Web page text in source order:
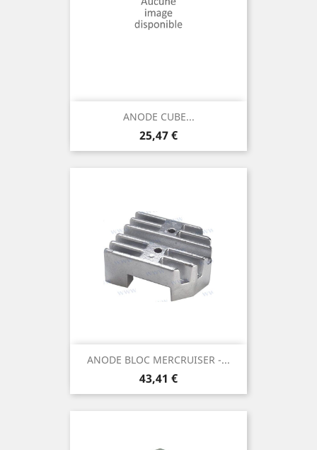
ANODE CUBE...
Prix
25,47 €
ANODE BLOC MERCRUISER -...
Prix
43,41 €